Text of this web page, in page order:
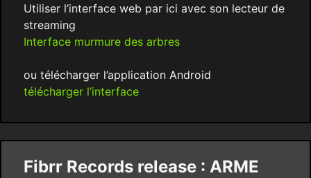
Utiliser l’interface web par ici avec son lecteur de
streaming
Interface murmure des arbres
ou télécharger l’application Android
télécharger l’interface
Fibrr Records release : ARME